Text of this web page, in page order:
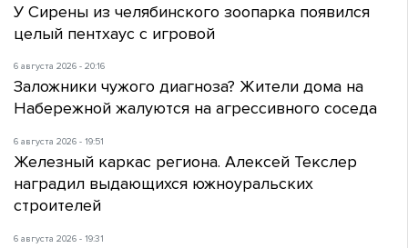
У Сирены из челябинского зоопарка появился
целый пентхаус с игровой
6 августа 2026 - 20:16
Заложники чужого диагноза? Жители дома на
Набережной жалуются на агрессивного соседа
6 августа 2026 - 19:51
Железный каркас региона. Алексей Текслер
наградил выдающихся южноуральских
строителей
6 августа 2026 - 19:31